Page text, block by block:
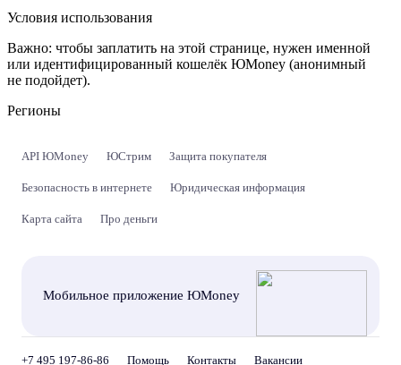
Условия использования
Важно: чтобы заплатить на этой странице, нужен именной
или идентифицированный кошелёк ЮMoney (анонимный
не подойдет).
Регионы
API ЮMoney ЮСтрим Защита покупателя
Безопасность в интернете Юридическая информация
Карта сайта Про деньги
Мобильное приложение ЮMoney
+7 495 197-86-86 Помощь Контакты Вакансии